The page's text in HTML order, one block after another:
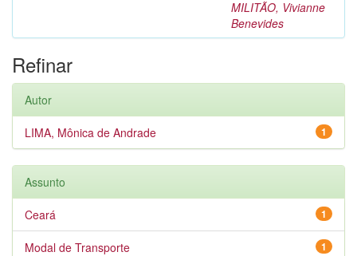
MILITÃO, Vivianne
Benevides
Refinar
Autor
1
LIMA, Mônica de Andrade
Assunto
1
Ceará
1
Modal de Transporte